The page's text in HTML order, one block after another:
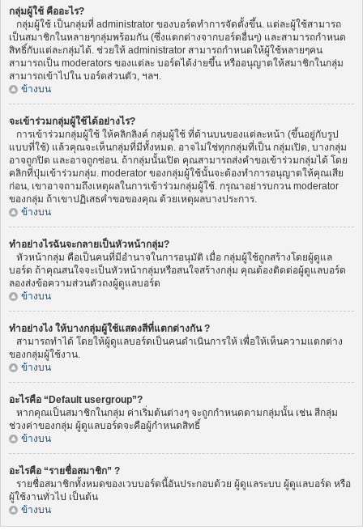
กลุ่มผู้ใช้ คืออะไร?
กลุ่มผู้ใช้ เป็นกลุ่มที่ administrator ของบอร์ดทำการจัดตั้งขึ้น. แต่ละผู้ใช้สามารถ
เป็นสมาชิกในหลายๆกลุ่มพร้อมกัน (ซึ่งแตกต่างจากบอร์ดอื่นๆ) และสามารถกำหนด
สิทธิ์กับแต่ละกลุ่มได้. ช่วยให้ administrator สามารถกำหนดให้ผู้ใช้หลายๆคน
สามารถเป็น moderators ของแต่ละ บอร์ดได้ง่ายขึ้น หรืออนุญาตให้สมาชิกในกลุ่ม
สามารถเข้าไปใน บอร์ดส่วนตัว, ฯลฯ.
ข้างบน
จะเข้าร่วมกลุ่มผู้ใช้ได้อย่างไร?
การเข้าร่วมกลุ่มผู้ใช้ ให้คลิกลิงค์ กลุ่มผู้ใช้ ที่ด้านบนของแต่ละหน้า (ขึ้นอยู่กับรูป
แบบที่ใช้) แล้วคุณจะเห็นกลุ่มที่มีทั้งหมด. อาจไม่ใช่ทุกกลุ่มที่เป็น กลุ่มเปิด, บางกลุ่ม
อาจถูกปิด และอาจถูกซ่อน. ถ้ากลุ่มนั้นเปิด คุณสามารถส่งคำขอเข้าร่วมกลุ่มได้ โดย
คลิกที่ปุ่มเข้าร่วมกลุ่ม. moderator ของกลุ่มผู้ใช้นั้นจะต้องทำการอนุญาตให้คุณเสีย
ก่อน, เขาอาจถามถึงเหตุผลในการเข้าร่วมกลุ่มผู้ใช้. กรุณาอย่ารบกวน moderator
ของกลุ่ม ถ้าเขาปฏิเสธคำขอของคุณ ด้วยเหตุผลบางประการ.
ข้างบน
ทำอย่างไรฉันจะกลายเป็นหัวหน้ากลุ่ม?
หัวหน้ากลุ่ม คือเป็นคนที่มีอำนาจในการอนุมัติ เมื่อ กลุ่มผู้ใช้ถูกสร้างโดยผู้ดูแล
บอร์ด ถ้าคุณสนใจจะเป็นหัวหน้ากลุ่มหรือสนใจสร้างกลุ่ม คุณต้องติดต่อผู้ดูแลบอร์ด
ลองส่งข้อความส่วนตัวถงผู้ดูแลบอร์ด
ข้างบน
ทำอย่างไง ให้บางกลุ่มผู้ใช้แสดงสีที่แตกต่างกัน ?
สามารถทำได้ โดยให้ผู้ดูแลบอร์ดเป็นคนดำเนินการให้ เพื่อให้เห็นความแตกต่าง
ของกลุ่มผู้ใช้งาน.
ข้างบน
อะไรคือ “Default usergroup”?
หากคุณเป็นสมาชิกในกลุ่ม ค่าเริ่มต้นต่างๆ จะถูกกำหนดตามกลุ่มนั้น เช่น สีกลุ่ม
ช่วงค่าของกลุ่ม ผู้ดูแลบอร์ดจะคือผู้กำหนดสิทธิ์
ข้างบน
อะไรคือ “รายชื่อสมาชิก” ?
รายชื่อสมาชิกทั้งหมดของเวบบอร์ดนี้อันประกอบด้วย ผู้ดูแลระบบ ผู้ดูแลบอร์ด หรือ
ผู้ใช้งานทั่วไป เป็นต้น
ข้างบน